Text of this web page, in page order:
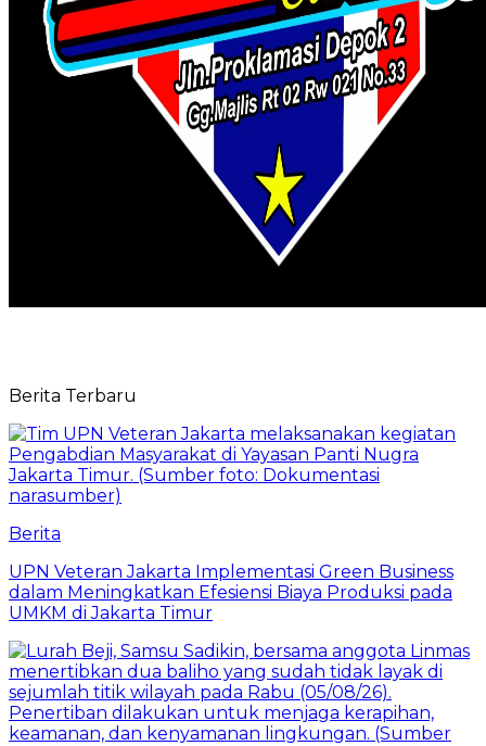
Berita Terbaru
Berita
UPN Veteran Jakarta Implementasi Green Business
dalam Meningkatkan Efesiensi Biaya Produksi pada
UMKM di Jakarta Timur